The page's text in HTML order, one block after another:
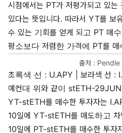
시점에서는 PT가 저평가되고 있
있다는 뜻입니다. 따라서 YT를 보
수 있는 기회를 얻게 되고 PT 매
평소보다 저렴한 가격에 PT를 매
출처 : Pendle
초록색 선 : U.APY | 보라색 선 :
예컨대 위와 같이 stETH-
YT-stETH를 매수한 투자자는
10일에 YT-stETH를 매도하고 차
10일에 PT-stETH를 매수한 투자